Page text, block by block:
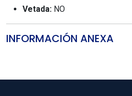
Vetada: NO
INFORMACIÓN ANEXA